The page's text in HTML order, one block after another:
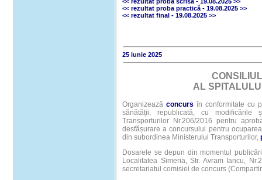
<< rezultat proba practică - 19.08.2025 >>
<< rezultat final - 19.08.2025 >>
25 iunie 2025
AL
Organizează concurs în conformitate cu
sănătății, republicată, cu
Transporturilor Nr.206/2016 pentru
desfășurare a concursului pentru
din subordinea Ministerului Transporturilor,
Dosarele se depun din momentul
Localitatea Simeria, Str. Avram Iancu,
secretariatul comisiei de concurs